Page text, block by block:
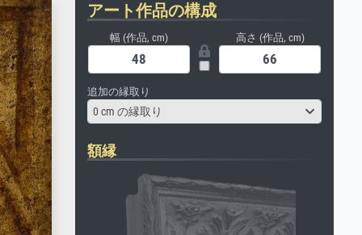
アート作品の構成
幅 (作品, cm) 高さ (作品, cm)
追加の縁取り
0 cm の縁取り
額縁